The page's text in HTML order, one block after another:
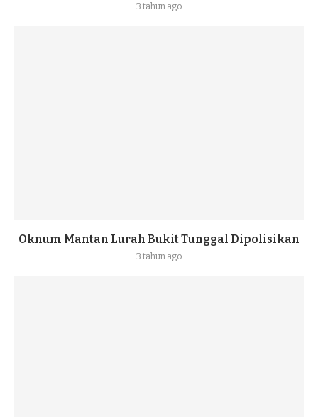
3 tahun ago
Oknum Mantan Lurah Bukit Tunggal Dipolisikan
3 tahun ago